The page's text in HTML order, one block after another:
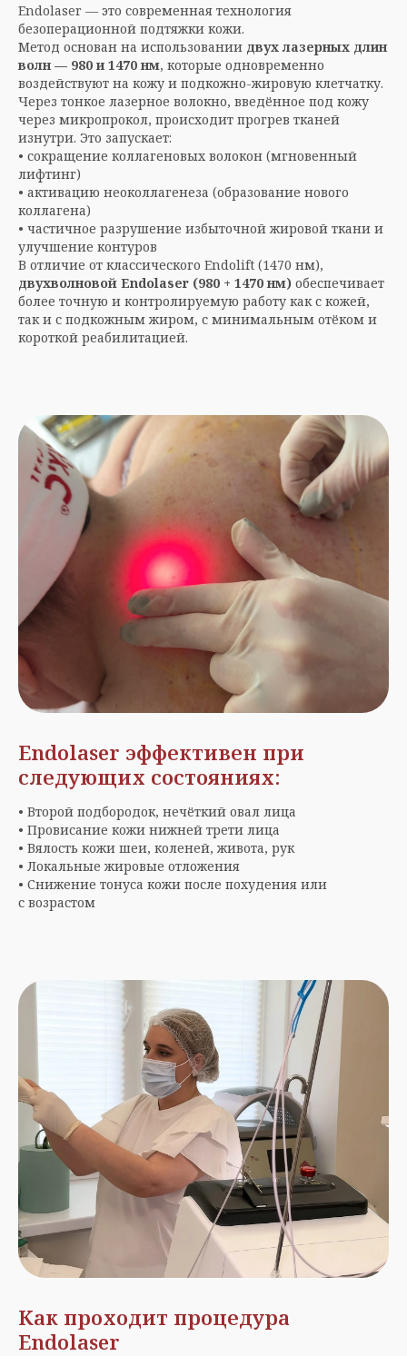
Endolaser — это современная технология
безоперационной подтяжки кожи.
Метод основан на использовании двух лазерных длин
волн — 980 и 1470 нм, которые одновременно
воздействуют на кожу и подкожно-жировую клетчатку.
Через тонкое лазерное волокно, введённое под кожу
через микропрокол, происходит прогрев тканей
изнутри. Это запускает:
• сокращение коллагеновых волокон (мгновенный
лифтинг)
• активацию неоколлагенеза (образование нового
коллагена)
• частичное разрушение избыточной жировой ткани и
улучшение контуров
В отличие от классического Endolift (1470 нм),
двухволновой Endolaser (980 + 1470 нм) обеспечивает
более точную и контролируемую работу как с кожей,
так и с подкожным жиром, с минимальным отёком и
короткой реабилитацией.
Endolaser эффективен при
следующих состояниях:
• Второй подбородок, нечёткий овал лица
• Провисание кожи нижней трети лица
• Вялость кожи шеи, коленей, живота, рук
• Локальные жировые отложения
• Снижение тонуса кожи после похудения или
с возрастом
Как проходит процедура
Endolaser